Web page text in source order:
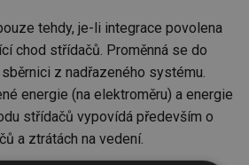
tehdy, je-li integrace povolena
chod střídačů. Proměnná se do
z nadřazeného systému.
energie (na elektroměru) a energie
střídačů vypovídá především o
a ztrátách na vedení.